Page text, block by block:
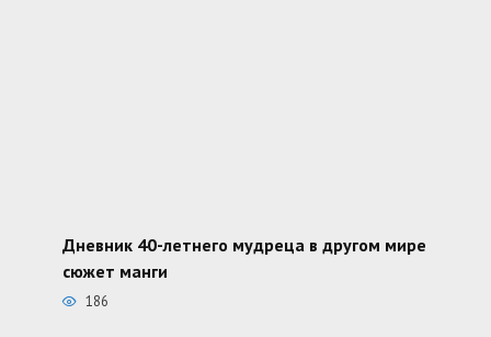
Дневник 40-летнего мудреца в другом мире
сюжет манги
186